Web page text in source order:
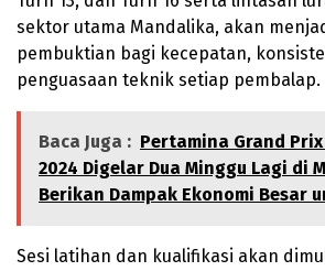
sektor utama Mandalika, akan
pembuktian bagi kecepatan,
penguasaan teknik setiap pembalap.
Baca Juga : Pertamina Grand
2024 Digelar Dua Minggu Lagi di
Berikan Dampak Ekonomi Besar
Sesi latihan dan kualifikasi akan